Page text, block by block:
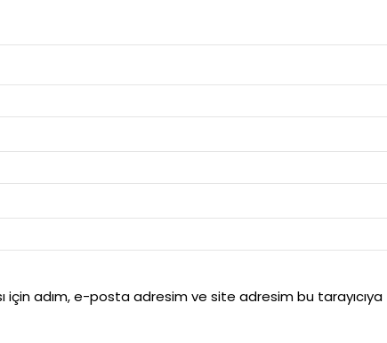
için adım, e-posta adresim ve site adresim bu tarayıcıya